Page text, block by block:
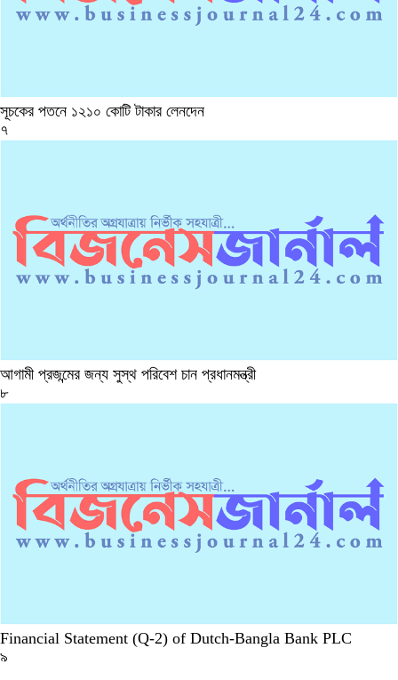
সূচকের পতনে ১২১০ কোটি টাকার লেনদেন
৭
আগামী প্রজন্মের জন্য সুস্থ পরিবেশ চান প্রধানমন্ত্রী
৮
Financial Statement (Q-2) of Dutch-Bangla Bank PLC
৯